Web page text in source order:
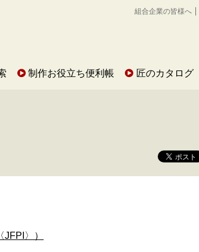
組合企業の皆様へ
制作お役立ち便利帳 匠のカタログ
〉）